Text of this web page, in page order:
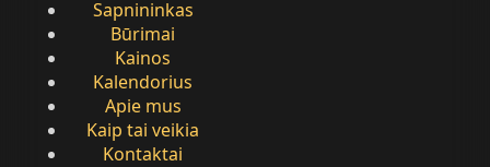
Sapnininkas
Būrimai
Kainos
Kalendorius
Apie mus
Kaip tai veikia
Kontaktai